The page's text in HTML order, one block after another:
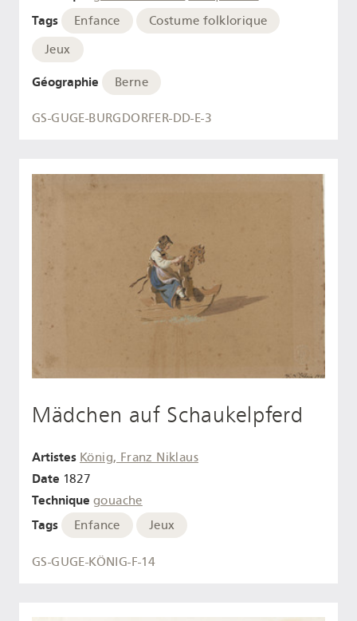
Tags Enfance
Costume folklorique
Jeux
Géographie Berne
GS-GUGE-BURGDORFER-DD-E-3
Mädchen auf Schaukelpferd
Artistes König, Franz Niklaus
Date 1827
Technique gouache
Tags Enfance Jeux
GS-GUGE-KÖNIG-F-14